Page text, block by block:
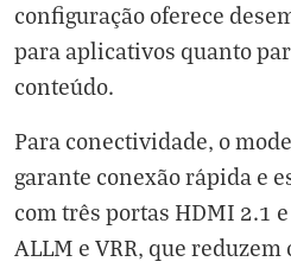
configuração oferece
para aplicativos quanto
conteúdo.
Para conectividade, o
garante conexão rápida e
com três portas HDMI 2.1
ALLM e VRR, que